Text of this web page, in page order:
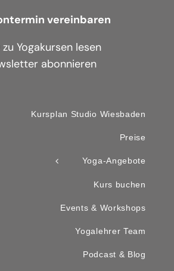
vereinbaren
zu Yogakursen lesen
abonnieren
Kursplan Studio Wiesbaden
Preise
Yoga-Angebote
Kurs buchen
Events & Workshops
Yogalehrer Team
Podcast & Blog